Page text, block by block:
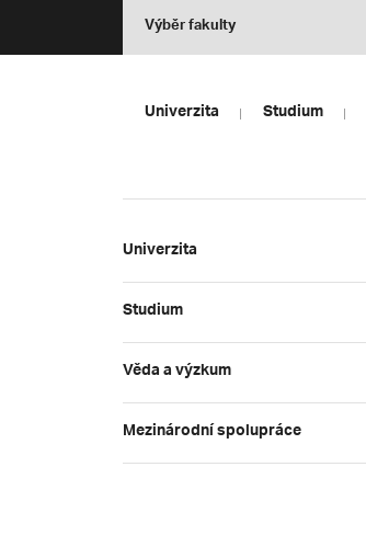
Výběr fakulty
Univerzita Studium
Univerzita
Studium
Věda a výzkum
Mezinárodní spolupráce